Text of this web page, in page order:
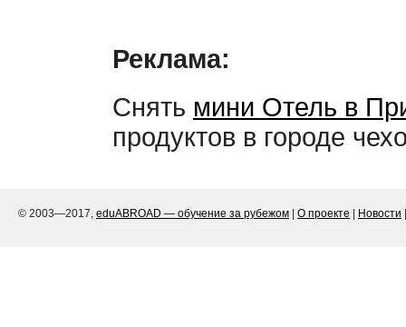
Реклама:
Снять мини Отель в
продуктов в городе
© 2003—2017, eduABROAD — обучение за рубежом О проекте Новости